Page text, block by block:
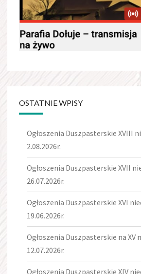
OSTATNIE WPISY
Ogłoszenia Duszpasterskie XVIII
2.08.2026r.
Ogłoszenia Duszpasterskie XVII
26.07.2026r.
Ogłoszenia Duszpasterskie XVI
19.06.2026r.
Ogłoszenia Duszpasterskie na XV
12.07.2026r.
Ogłoszenia Duszpasterskie XIV